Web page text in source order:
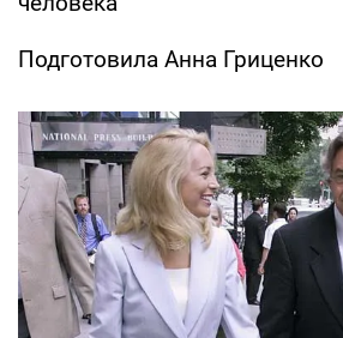
Подготовила Анна Гриценко